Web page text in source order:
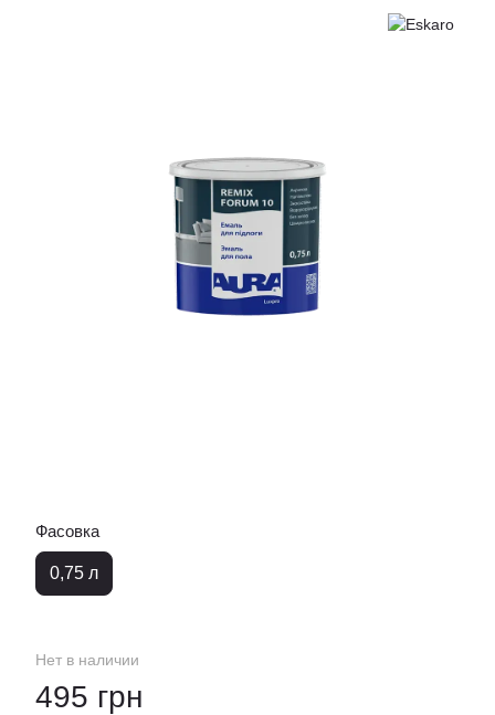
Фасовка
0,75 л
Нет в наличии
495 грн